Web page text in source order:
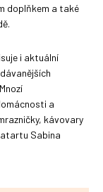
doplňkem a také
i aktuální
a
kávovary
Sabina